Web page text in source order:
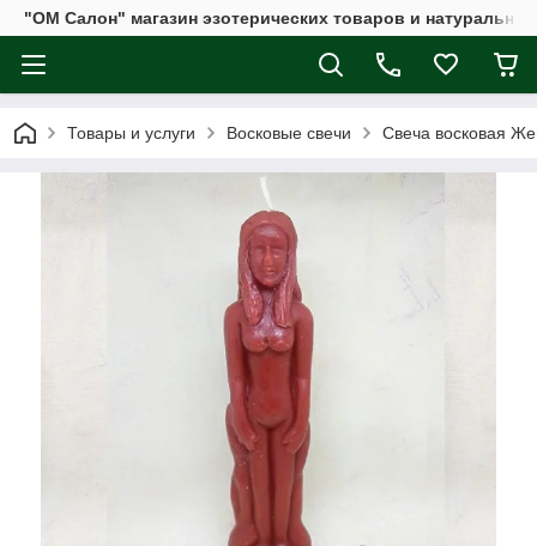
"ОМ Салон" магазин эзотерических товаров и
Товары и услуги Восковые свечи Свеча восковая